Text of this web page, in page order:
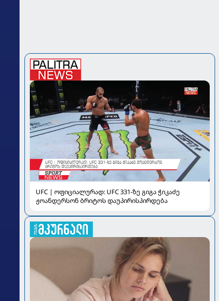
UFC | ოფიციალურად: UFC 331-ზე გიგა ჭიკაძე
ჟოანდერსონ ბრიტოს დაუპირისპირდება